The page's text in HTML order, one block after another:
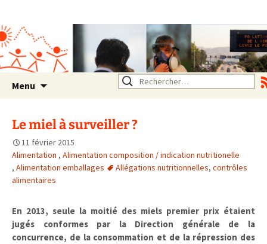
Rhône Alpes
Un environnement sain pour
la santé de tous
Menu Rechercher :
Le miel à surveiller ?
11 février 2015
Alimentation , Alimentation composition / indication nutritionelle
, Alimentation emballages Allégations nutritionnelles, contrôles
alimentaires
En 2013, seule la moitié des miels premier prix étaient
jugés conformes par la Direction générale de la
concurrence, de la consommation et de la répression des